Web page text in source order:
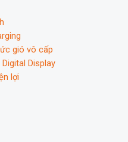
gió vô cấp
Display
lợi